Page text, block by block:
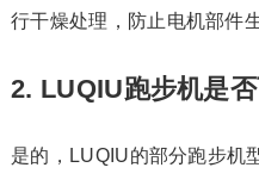
行干燥处理，防止电机部件生
2. LUQIU跑步机是
是的，LUQIU的部分跑步机